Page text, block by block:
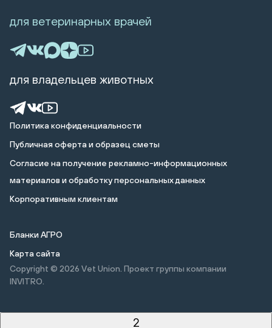
Политика конфиденциальности
Публичная оферта и образец сметы
Cогласие на получение рекламно-информационных
материалов и обработку персональных данных
Корпоративным клиентам
Бланки АГРО
Карта сайта
Copyright © 2026 Vet Union. Проект группы компании
INVITRO.
для ветеринарных врачей
для владельцев животных
2